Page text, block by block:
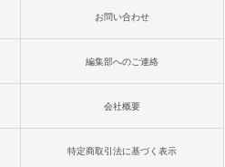
お問い合わせ
編集部へのご連絡
会社概要
特定商取引法に基づく表示